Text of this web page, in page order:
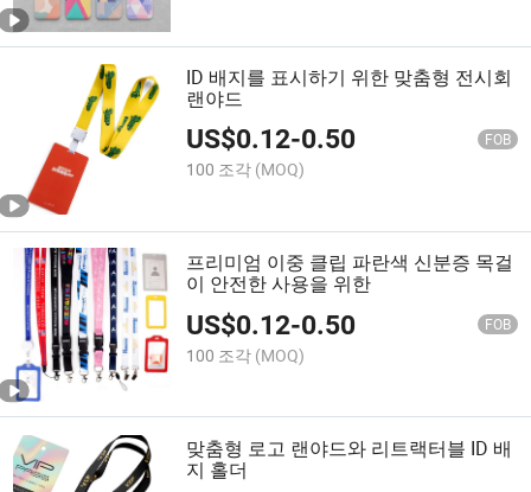
ID 배지를 표시하기 위한 맞춤형 전시회
랜야드
US$0.12-0.50 FOB
100 조각 (MOQ)
프리미엄 이중 클립 파란색 신분증 목걸
이 안전한 사용을 위한
US$0.12-0.50 FOB
100 조각 (MOQ)
맞춤형 로고 랜야드와 리트랙터블 ID 배
지 홀더